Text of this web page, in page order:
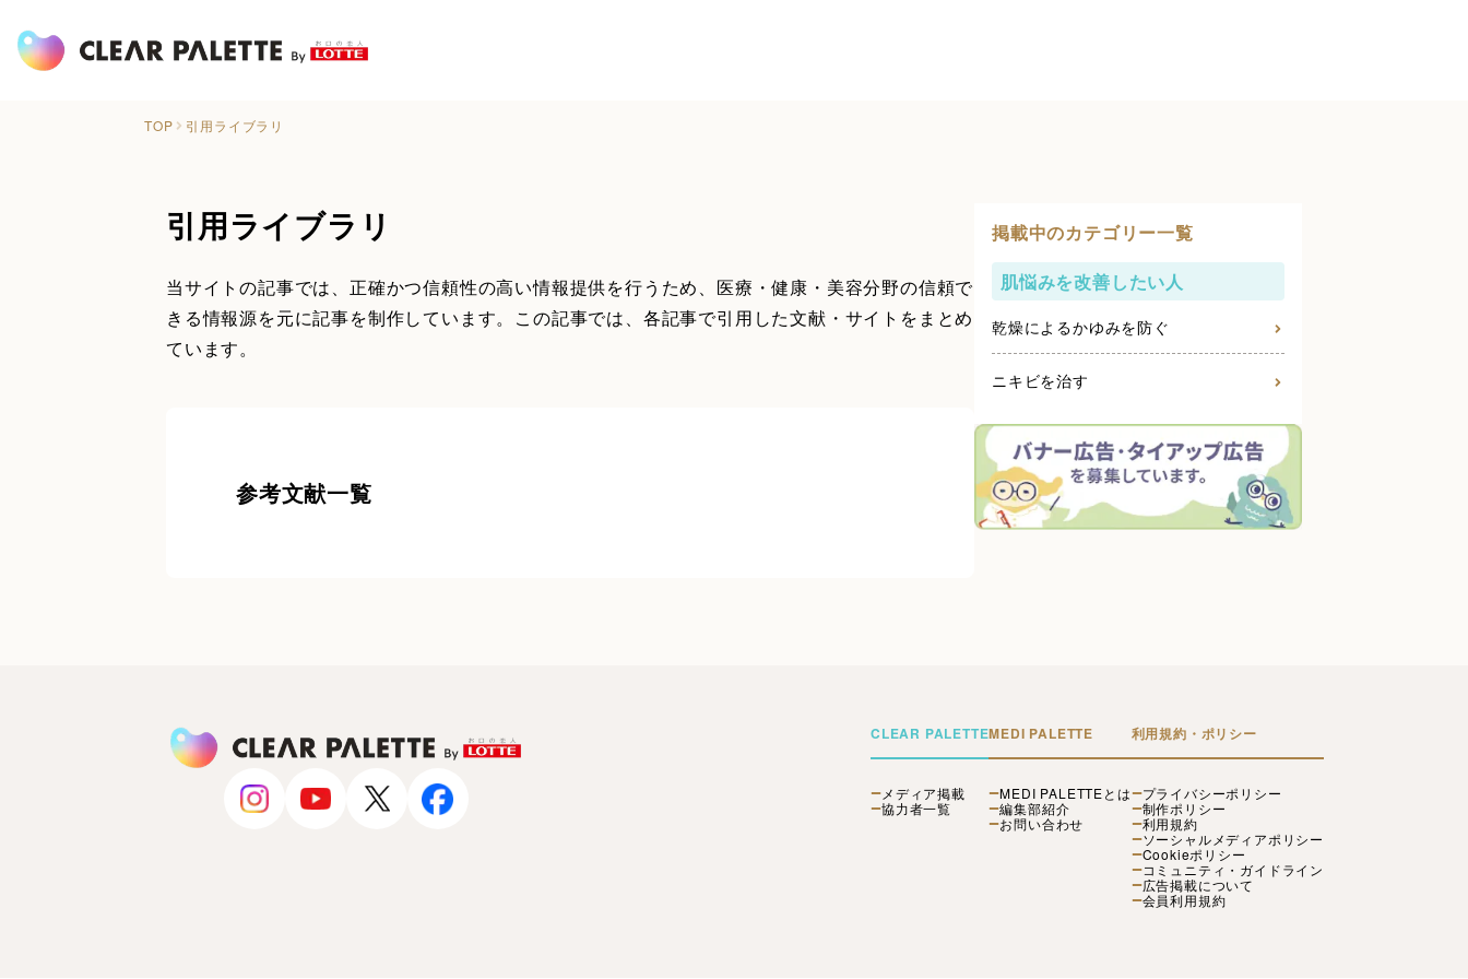
TOP 引用ライブラリ
引用ライブラリ
当サイトの記事では、正確かつ信頼性の高い情報提供を行うため、医療・健康・美容分野の信頼で
きる情報源を元に記事を制作しています。この記事では、各記事で引用した文献・サイトをまとめ
ています。
参考文献一覧
掲載中のカテゴリー一覧
肌悩みを改善したい人
乾燥によるかゆみを防ぐ
ニキビを治す
CLEAR PALETTE
メディア掲載
協力者一覧
MEDI PALETTE
MEDI PALETTEとは
編集部紹介
お問い合わせ
利用規約・ポリシー
プライバシーポリシー
制作ポリシー
利用規約
ソーシャルメディアポリシー
Cookieポリシー
コミュニティ・ガイドライン
広告掲載について
会員利用規約